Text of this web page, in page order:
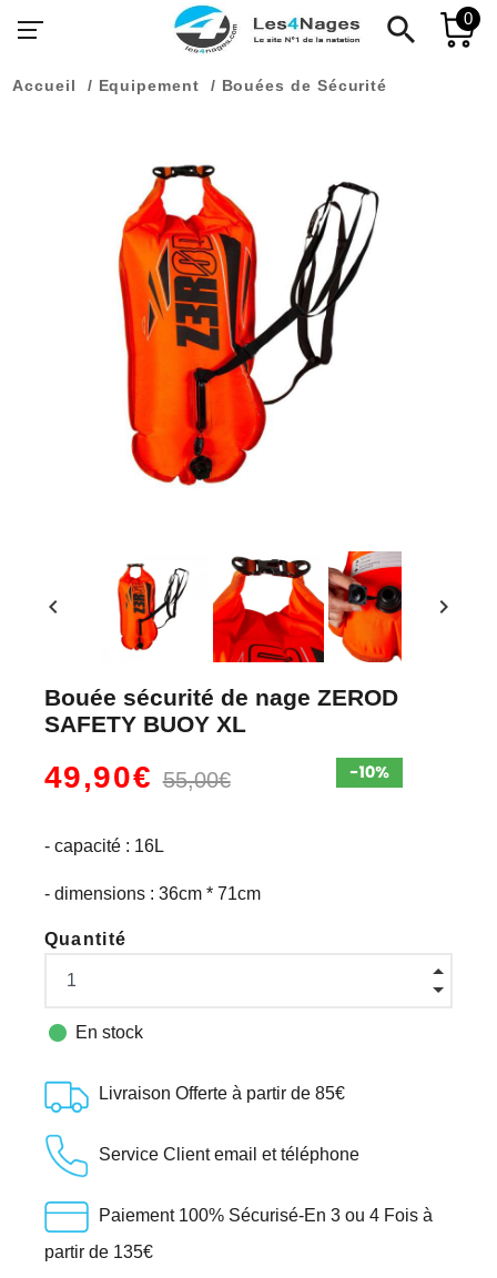
search 0
Accueil Equipement Bouées de Sécurité
chevron_left chevron_right
Bouée sécurité de nage ZEROD
SAFETY BUOY XL
49,90€55,00€
- capacité : 16L
- dimensions : 36cm * 71cm
Quantité
 En stock
Livraison Offerte à partir de 85€
Service Client email et téléphone
Paiement 100% Sécurisé-En 3 ou 4 Fois à
partir de 135€